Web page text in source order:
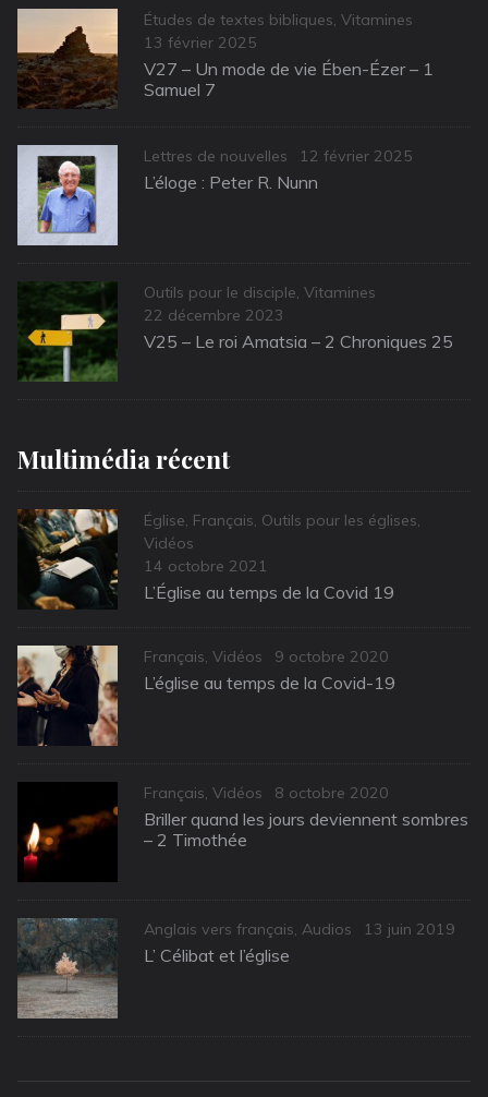
Categories
Études de textes bibliques, Vitamines
Posted
on
13 février 2025
V27 – Un mode de vie Ében-Ézer – 1
Samuel 7
Categories
Lettres de nouvelles
Posted
on
12 février 2025
L’éloge : Peter R. Nunn
Categories
Outils pour le disciple, Vitamines
Posted
on
22 décembre 2023
V25 – Le roi Amatsia – 2 Chroniques 25
Multimédia récent
Categories
Église, Français, Outils pour les églises,
Vidéos
Posted
on
14 octobre 2021
L’Église au temps de la Covid 19
Categories
Français, Vidéos
Posted
on
9 octobre 2020
L’église au temps de la Covid-19
Categories
Français, Vidéos
Posted
on
8 octobre 2020
Briller quand les jours deviennent sombres
– 2 Timothée
Categories
Anglais vers français, Audios
Posted
13 juin 2019
L’ Célibat et l’église